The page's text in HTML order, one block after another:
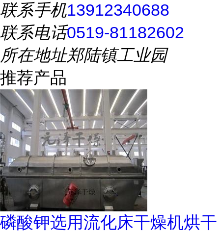
联系手机13912340688
联系电话0519-81182602
所在地址郑陆镇工业园
推荐产品
磷酸钾选用流化床干燥机烘干